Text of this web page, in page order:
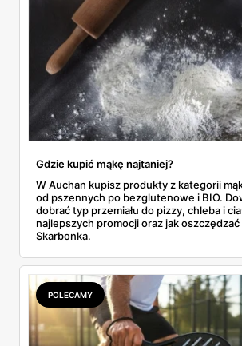
Gdzie kupić mąkę najtaniej?
W Auchan kupisz produkty z kategorii
od pszennych po bezglutenowe i BIO.
dobrać typ przemiału do pizzy, chleba i
najlepszych promocji oraz jak
Skarbonka.
POLECAMY